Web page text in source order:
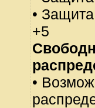
•
+5
•